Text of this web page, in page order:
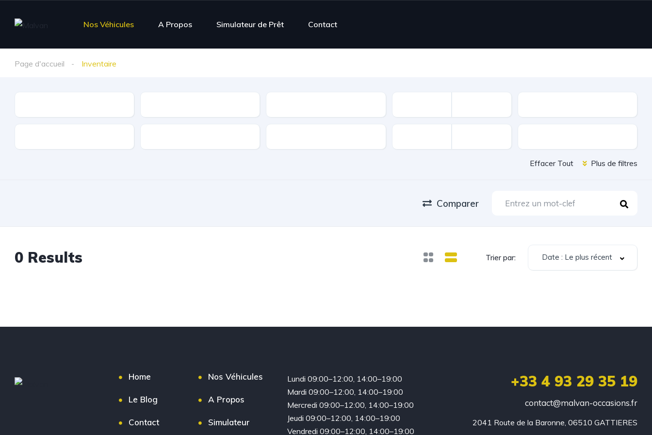
Nos Véhicules A Propos Simulateur de Prêt Contact
Page d'accueil Inventaire
Effacer Tout Plus de filtres
Comparer
0 Results Trier par: Date : Le plus récent
Home Nos Véhicules
Le Blog A Propos
Contact Simulateur
Lundi 09:00–12:00, 14:00–19:00
Mardi 09:00–12:00, 14:00–19:00
Mercredi 09:00–12:00, 14:00–19:00
Jeudi 09:00–12:00, 14:00–19:00
Vendredi 09:00–12:00, 14:00–19:00
+33 4 93 29 35 19
contact@malvan-occasions.fr
2041 Route de la Baronne, 06510 GATTIERES